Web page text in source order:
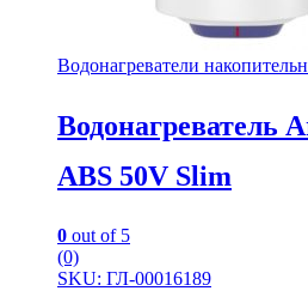
Водонагреватели
Водонагреватель
ABS 50V Slim
0 out of 5
(0)
SKU: ГЛ-00016189